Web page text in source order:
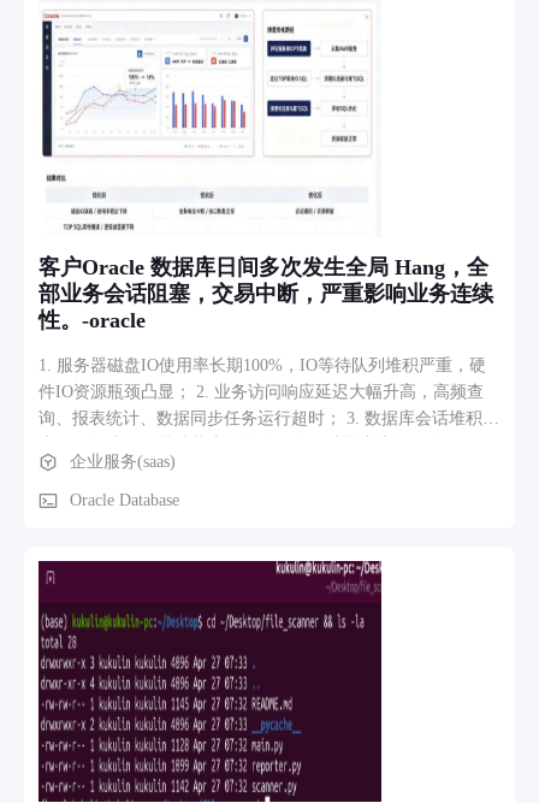
客户Oracle 数据库日间多次发生全局 Hang，全
部业务会话阻塞，交易中断，严重影响业务连续
性。-oracle
1. 服务器磁盘IO使用率长期100%，IO等待队列堆积严重，硬
件IO资源瓶颈凸显； 2. 业务访问响应延迟大幅升高，高频查
询、报表统计、数据同步任务运行超时； 3. 数据库会话堆积，
企业服务(saas)
Oracle Database